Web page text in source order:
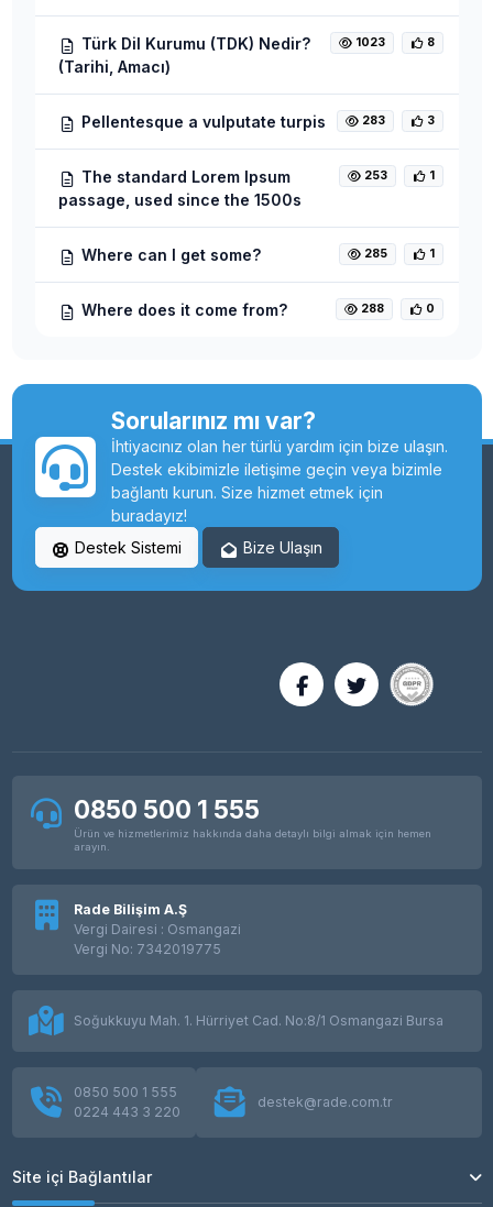
Türk Dil Kurumu (TDK) Nedir?
(Tarihi, Amacı)
1023 8
Pellentesque a vulputate turpis 283 3
The standard Lorem Ipsum
passage, used since the 1500s
253 1
Where can I get some? 285 1
Where does it come from? 288 0
Sorularınız mı var?
İhtiyacınız olan her türlü yardım için bize ulaşın.
Destek ekibimizle iletişime geçin veya bizimle
bağlantı kurun. Size hizmet etmek için
buradayız!
Destek Sistemi
Bize Ulaşın
0850 500 1 555
Ürün ve hizmetlerimiz hakkında daha detaylı bilgi almak için hemen
arayın.
Rade Bilişim A.Ş
Vergi Dairesi : Osmangazi
Vergi No: 7342019775
Soğukkuyu Mah. 1. Hürriyet Cad. No:8/1 Osmangazi Bursa
0850 500 1 555
0224 443 3 220
destek@rade.com.tr
Site içi Bağlantılar